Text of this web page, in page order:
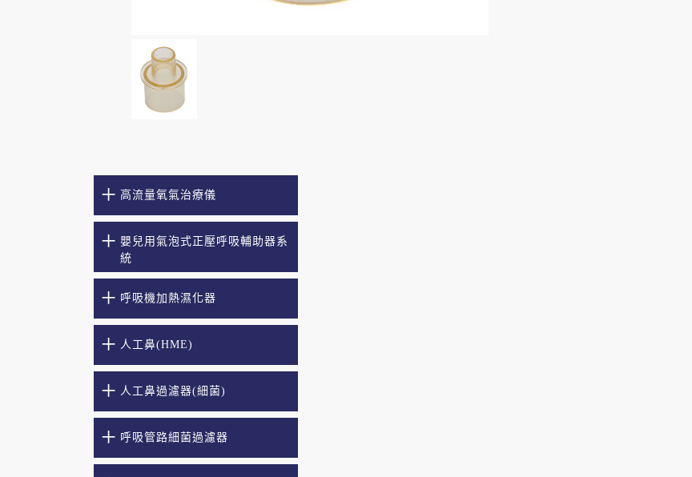
高流量氧氣治療儀
嬰兒用氣泡式正壓呼吸輔助器系
統
呼吸機加熱濕化器
人工鼻(HME)
人工鼻過濾器(細菌)
呼吸管路細菌過濾器